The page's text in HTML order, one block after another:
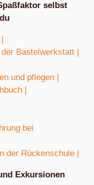
selbst
der Bastelwerkstatt |
und pflegen |
|
bei
in der Rückenschule |
Exkursionen